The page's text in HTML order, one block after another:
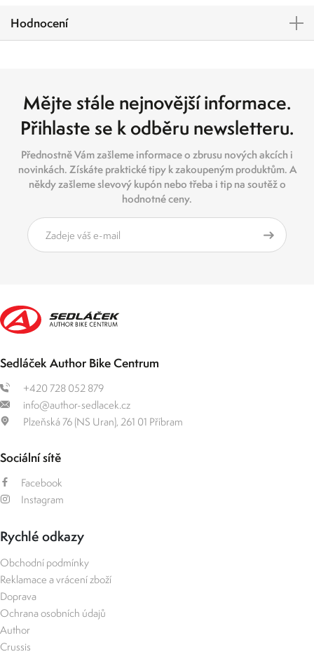
Hodnocení
Mějte stále nejnovější informace.
Přihlaste se k odběru newsletteru.
Přednostně Vám zašleme informace o zbrusu nových akcích i
novinkách. Získáte praktické tipy k zakoupeným produktům. A
někdy zašleme slevový kupón nebo třeba i tip na soutěž o
hodnotné ceny.
Sedláček Author Bike Centrum
+420 728 052 879
info@author-sedlacek.cz
Plzeňská 76 (NS Uran), 261 01 Příbram
Sociální sítě
Facebook
Instagram
Rychlé odkazy
Obchodní podmínky
Reklamace a vrácení zboží
Doprava
Ochrana osobních údajů
Author
Crussis